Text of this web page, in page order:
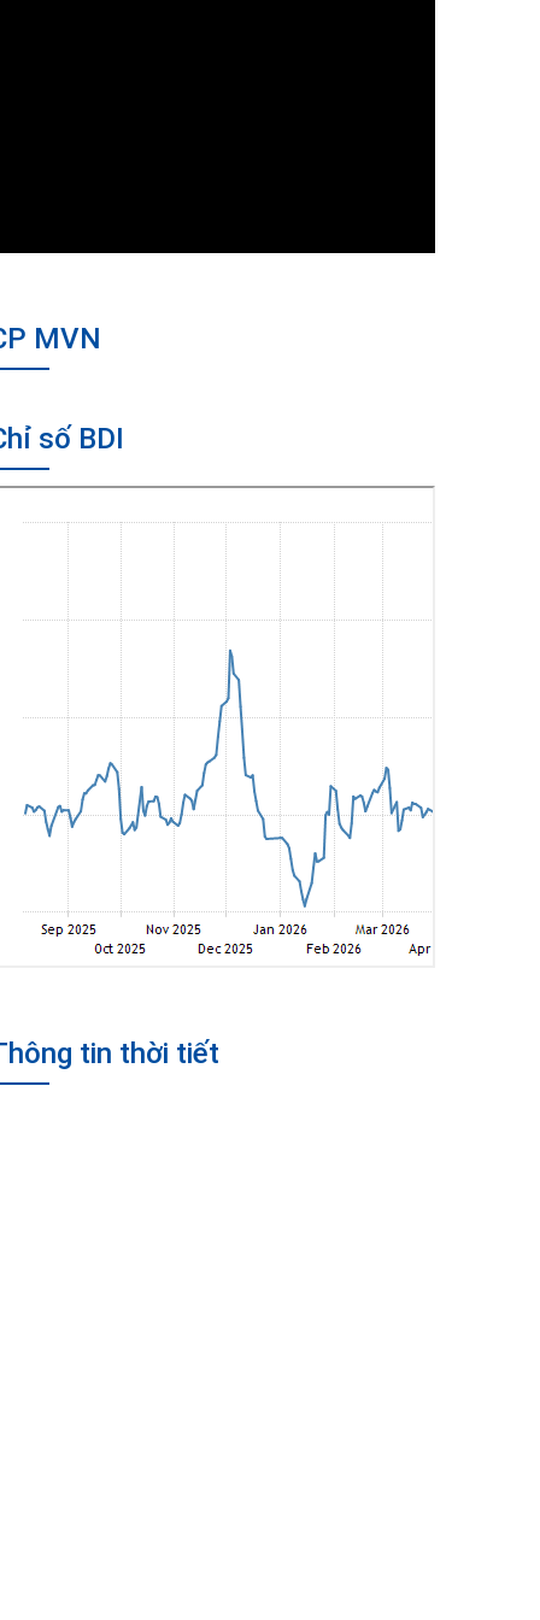
MVN
số BDI
tin thời tiết